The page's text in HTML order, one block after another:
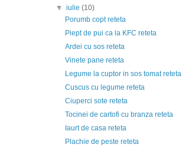
▼iulie(10)
Porumb copt reteta
Piept de pui ca la KFC reteta
Ardei cu sos reteta
Vinete pane reteta
Legume la cuptor in sos tomat reteta
Cuscus cu legume reteta
Ciuperci sote reteta
Tocinei de cartofi cu branza reteta
Iaurt de casa reteta
Plachie de peste reteta